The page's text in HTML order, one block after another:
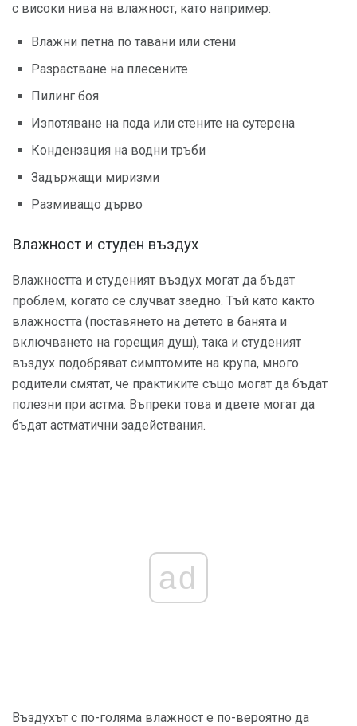
с високи нива на влажност, като например:
Влажни петна по тавани или стени
Разрастване на плесените
Пилинг боя
Изпотяване на пода или стените на сутерена
Кондензация на водни тръби
Задържащи миризми
Размиващо дърво
Влажност и студен въздух
Влажността и студеният въздух могат да бъдат
проблем, когато се случват заедно. Тъй като както
влажността (поставянето на детето в банята и
включването на горещия душ), така и студеният
въздух подобряват симптомите на крупа, много
родители смятат, че практиките също могат да бъдат
полезни при астма. Въпреки това и двете могат да
бъдат астматични задействания.
ad
Въздухът с по-голяма влажност е по-вероятно да